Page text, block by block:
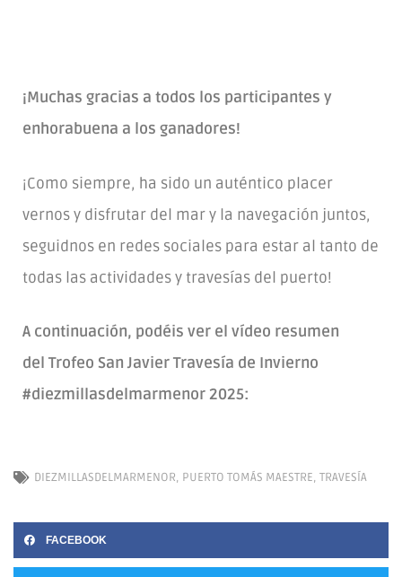
¡Muchas gracias a todos los participantes y
enhorabuena a los ganadores!
¡Como siempre, ha sido un auténtico placer
vernos y disfrutar del mar y la navegación juntos,
seguidnos en redes sociales para estar al tanto de
todas las actividades y travesías del puerto!
A continuación, podéis ver el vídeo resumen
del Trofeo San Javier Travesía de Invierno
#diezmillasdelmarmenor 2025:
DIEZMILLASDELMARMENOR, PUERTO TOMÁS MAESTRE, TRAVESÍA
FACEBOOK